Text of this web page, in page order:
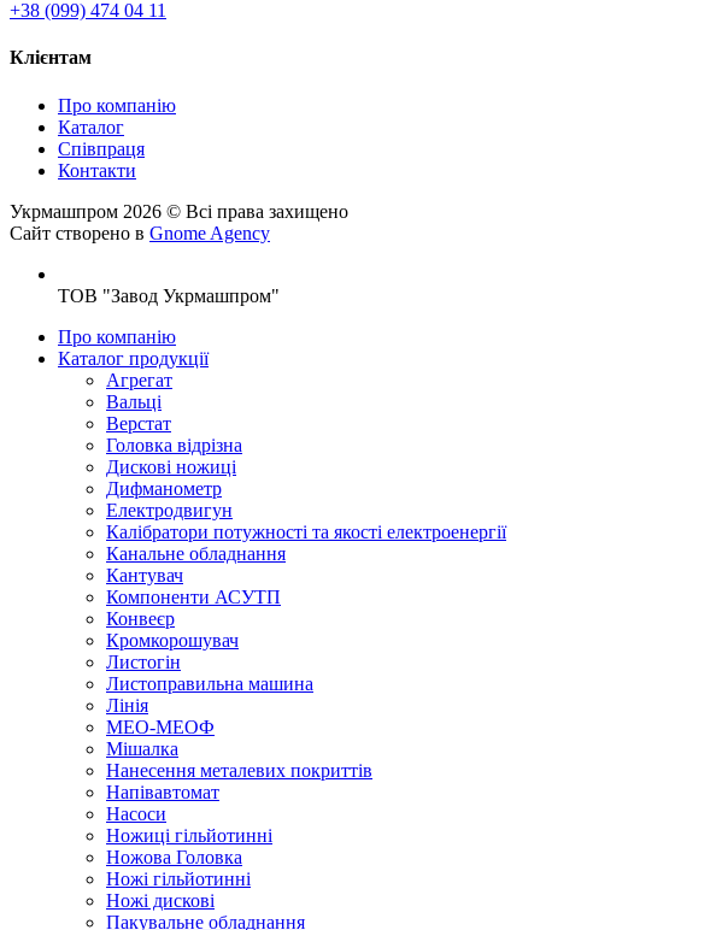
+38 (099) 474 04 11
Клієнтам
Клієнтам
Про компанію
Каталог
Співпраця
Контакти
Укрмашпром 2026 © Всі права захищено
Сайт створено в Gnome Agency
ТОВ "Завод Укрмашпром"
Про компанію
Каталог продукції
Агрегат
Вальці
Верстат
Головка відрізна
Дискові ножиці
Дифманометр
Електродвигун
Калібратори потужності та якості електроенергії
Канальне обладнання
Кантувач
Компоненти АСУТП
Конвеєр
Кромкорошувач
Листогін
Листоправильна машина
Лінія
МЕО-МЕОФ
Мішалка
Нанесення металевих покриттів
Напівавтомат
Насоси
Ножиці гільйотинні
Ножова Головка
Ножі гільйотинні
Ножі дискові
Пакувальне обладнання